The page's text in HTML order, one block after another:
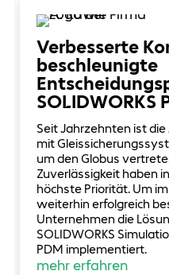
Verbesserte
beschleunigte
SOLIDWORKS
Seit Jahrzehnten ist die
mit
um den Globus
Zuverlässigkeit haben
höchste Priorität. Um
weiterhin erfolgreich
Unternehmen die
SOLIDWORKS
PDM implementiert.
mehr erfahren